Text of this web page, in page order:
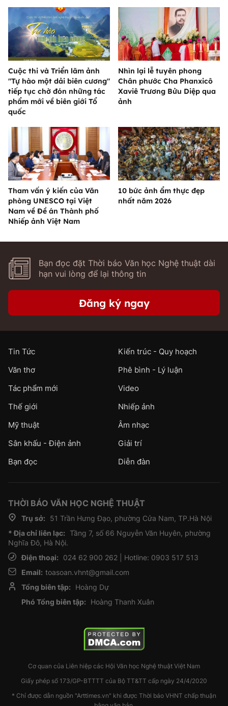
Cuộc thi và Triển lãm ảnh
"Tự hào một dải biên cương"
tiếp tục chờ đón những tác
phẩm mới về biên giới Tổ
quốc
Nhìn lại lễ tuyên phong
Chân phước Cha Phanxicô
Xaviê Trương Bửu Diệp qua
ảnh
Tham vấn ý kiến của Văn
phòng UNESCO tại Việt
Nam về Đề án Thành phố
Nhiếp ảnh Việt Nam
10 bức ảnh ẩm thực đẹp
nhất năm 2026
Bạn đọc đặt Thời báo Văn học Nghệ thuật dài
hạn vui lòng để lại thông tin
Đăng ký ngay
Tin Tức
Kiến trúc - Quy hoạch
Văn thơ
Phê bình - Lý luận
Tác phẩm mới
Video
Thế giới
Nhiếp ảnh
Mỹ thuật
Âm nhạc
Sân khấu - Điện ảnh
Giải trí
Bạn đọc
Diễn đàn
THỜI BÁO VĂN HỌC NGHỆ THUẬT
Trụ sở:
51 Trần Hưng Đạo, phường Cửa Nam, TP.Hà Nội
* Địa chỉ liên lạc: Tầng 7, số 66 Nguyễn Văn Huyên, phường
Nghĩa Đô, Hà Nội.
Điện thoại:
024 62 900 262 | Hotline: 0903 517 513
Email: toasoan.vhnt@gmail.com
Tổng biên tập:
Hoàng Dự
Phó Tổng biên tập:
Hoàng Thanh Xuân
Cơ quan của Liên hiệp các Hội Văn học Nghệ thuật Việt Nam
Giấy phép số 173/GP-BTTTT của Bộ TT&TT cấp ngày 24/4/2020
* Chỉ được dẫn nguồn "Arttimes.vn" khi được Thời báo VHNT chấp thuận